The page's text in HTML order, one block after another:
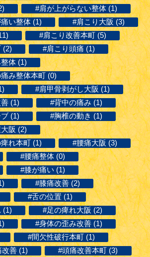
#肩が上がらない整体 (1)
い整体 (1)
#肩こり大阪 (3)
#肩こり改善本町 (5)
(2)
#肩こり頭痛 (1)
体 (1)
み整体本町 (0)
#肩甲骨剥がし大阪 (1)
(1)
#背中の痛み (1)
(1)
#胸椎の動き (1)
阪 (2)
れ本町 (1)
#腰痛大阪 (3)
#腰痛整体 (0)
#膝が痛い (1)
#膝痛改善 (2)
#舌の位置 (1)
(1)
#足の痺れ大阪 (2)
#身体の歪み改善 (1)
#間欠性破行本町 (1)
改善 (1) #頭痛改善本町 (3)